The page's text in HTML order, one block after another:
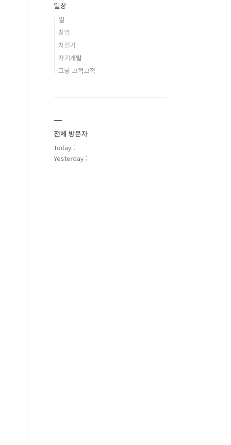
일상
썰
창업
자전거
자기개발
그냥 끄적끄적
전체 방문자
Today :
Yesterday :